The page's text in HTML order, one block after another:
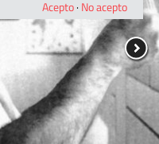
Acepto· No acepto